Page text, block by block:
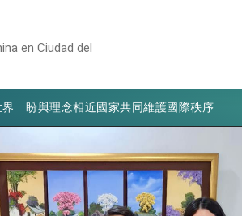
en Ciudad del
太醫療照護發展開創新里程碑
盼與理念相近國家共同維護國際秩序
合作第一步